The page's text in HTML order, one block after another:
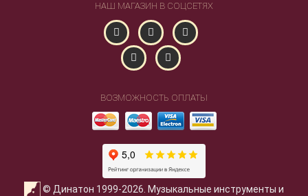
НАШ МАГАЗИН В СОЦСЕТЯХ
ВОЗМОЖНОСТЬ ОПЛАТЫ
© Динатон 1999-2026. Музыкальные инструменты и